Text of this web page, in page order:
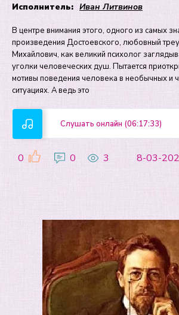
Исполнитель: Иван Литвинов
В центре внимания этого, одного из самых
произведения Достоевского, любовный
Михайлович, как великий психолог
уголки человеческих душ. Пытается
мотивы поведения человека в необычных и
ситуациях. А ведь это
Слушать онлайн (06:17:33)
0 0 3 8-03-